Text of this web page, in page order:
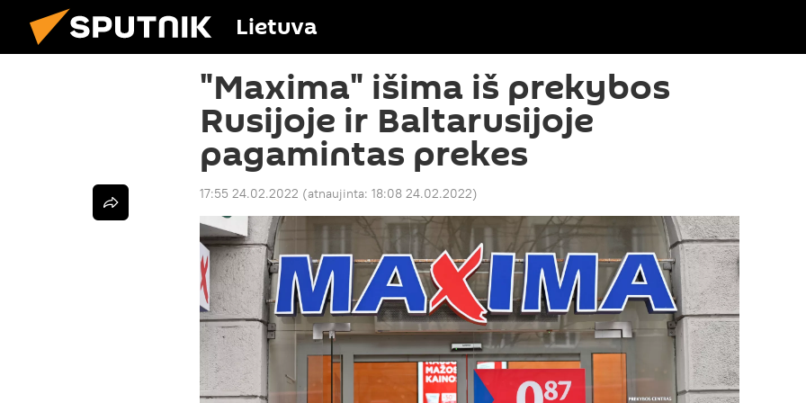
Lietuva
"Maxima" išima iš prekybos
Rusijoje ir Baltarusijoje
pagamintas prekes
17:55 24.02.2022 (atnaujinta: 18:08 24.02.2022)